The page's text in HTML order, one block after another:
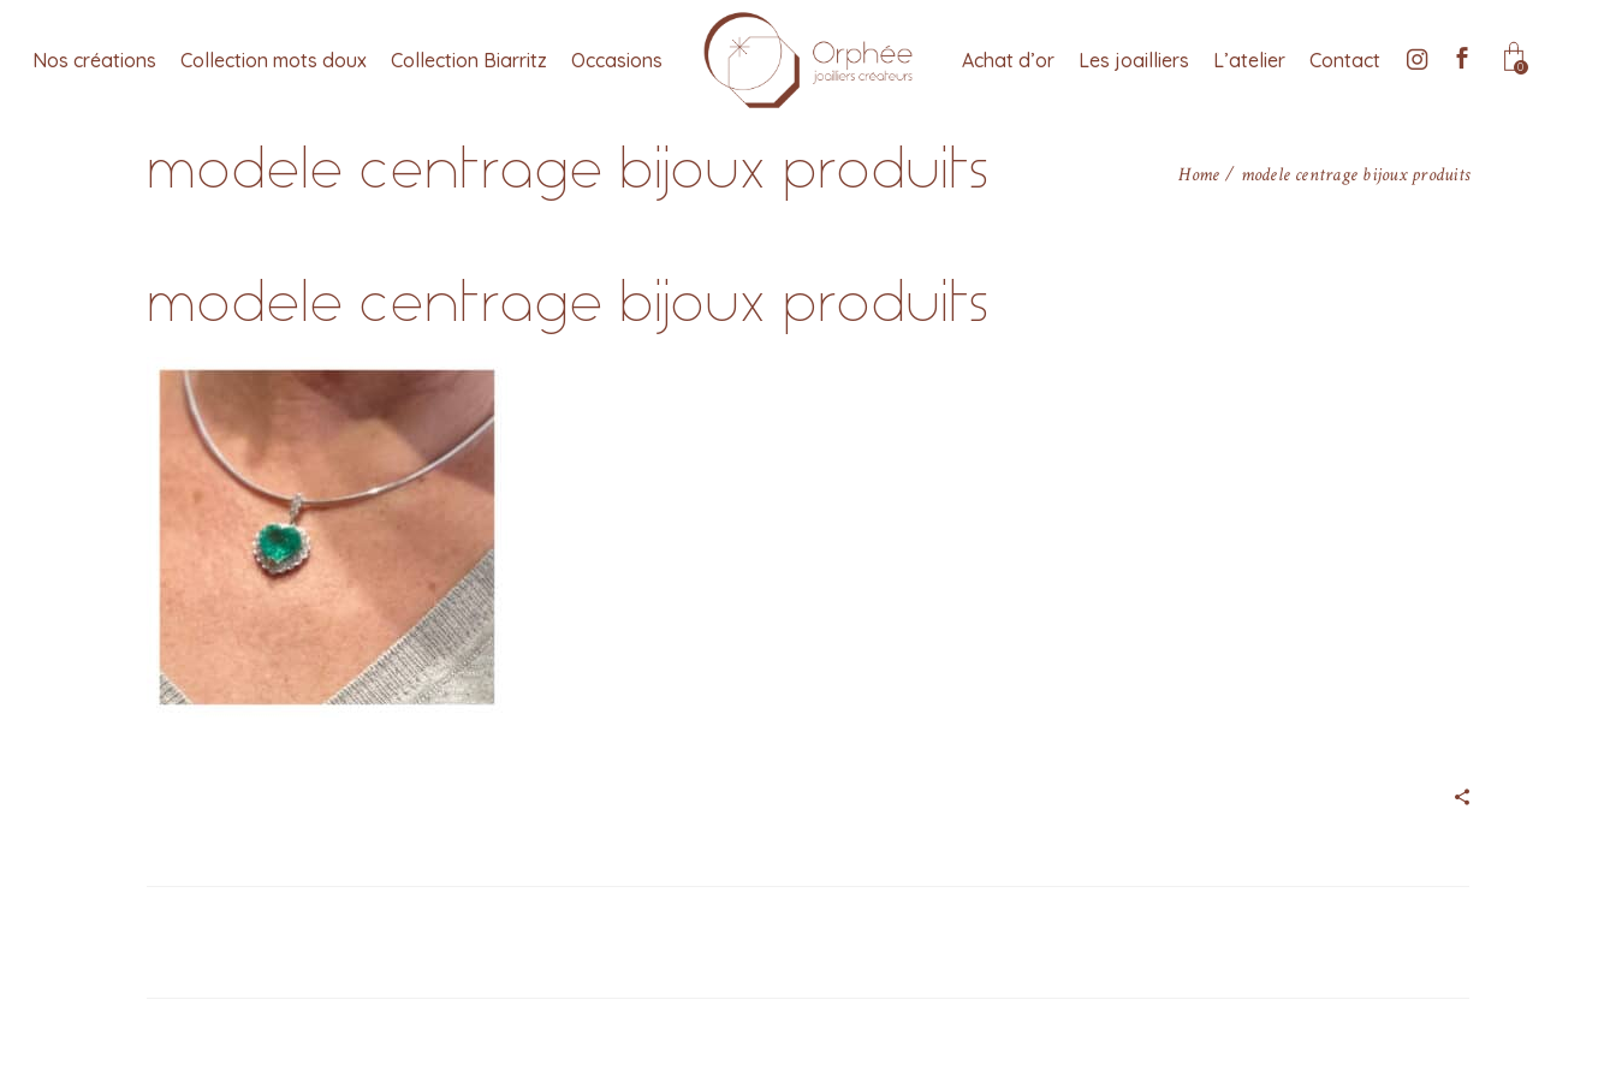
Nos créations Collection mots doux Collection Biarritz Occasions Achat d’or Les joailliers L’atelier Contact 0
modele centrage bijoux produits Home modele centrage bijoux produits
modele centrage bijoux produits